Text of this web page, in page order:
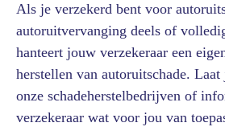
Als je verzekerd bent voor
autoruitvervanging deels of
hanteert jouw verzekeraar een
herstellen van autoruitschade.
onze schadeherstelbedrijven of
verzekeraar wat voor jou van